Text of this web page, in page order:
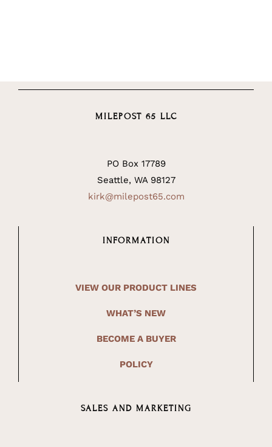
MILEPOST 65 LLC
PO Box 17789
Seattle, WA 98127
kirk@milepost65.com
INFORMATION
VIEW OUR PRODUCT LINES
WHAT’S NEW
BECOME A BUYER
POLICY
SALES AND MARKETING